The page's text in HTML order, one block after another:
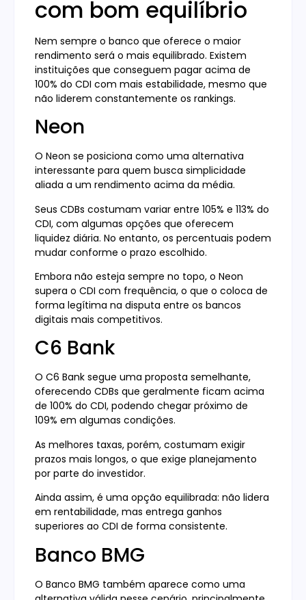
com bom equilíbrio
Nem sempre o banco que oferece o maior
rendimento será o mais equilibrado. Existem
instituições que conseguem pagar acima de
100% do CDI com mais estabilidade, mesmo que
não liderem constantemente os rankings.
Neon
O Neon se posiciona como uma alternativa
interessante para quem busca simplicidade
aliada a um rendimento acima da média.
Seus CDBs costumam variar entre 105% e 113% do
CDI, com algumas opções que oferecem
liquidez diária. No entanto, os percentuais podem
mudar conforme o prazo escolhido.
Embora não esteja sempre no topo, o Neon
supera o CDI com frequência, o que o coloca de
forma legítima na disputa entre os bancos
digitais mais competitivos.
C6 Bank
O C6 Bank segue uma proposta semelhante,
oferecendo CDBs que geralmente ficam acima
de 100% do CDI, podendo chegar próximo de
109% em algumas condições.
As melhores taxas, porém, costumam exigir
prazos mais longos, o que exige planejamento
por parte do investidor.
Ainda assim, é uma opção equilibrada: não lidera
em rentabilidade, mas entrega ganhos
superiores ao CDI de forma consistente.
Banco BMG
O Banco BMG também aparece como uma